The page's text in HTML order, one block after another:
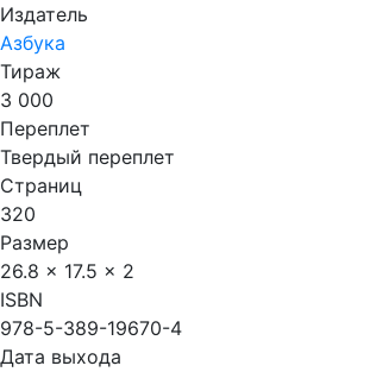
Издатель
Азбука
Тираж
3 000
Переплет
Твердый переплет
Страниц
320
Размер
26.8 x 17.5 x 2
ISBN
978-5-389-19670-4
Дата выхода